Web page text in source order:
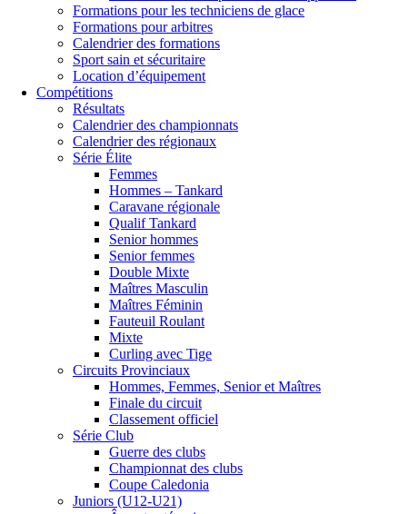
Formations pour les techniciens de glace
Formations pour arbitres
Calendrier des formations
Sport sain et sécuritaire
Location d’équipement
Compétitions
Résultats
Calendrier des championnats
Calendrier des régionaux
Série Élite
Femmes
Hommes – Tankard
Caravane régionale
Qualif Tankard
Senior hommes
Senior femmes
Double Mixte
Maîtres Masculin
Maîtres Féminin
Fauteuil Roulant
Mixte
Curling avec Tige
Circuits Provinciaux
Hommes, Femmes, Senior et Maîtres
Finale du circuit
Classement officiel
Série Club
Guerre des clubs
Championnat des clubs
Coupe Caledonia
Juniors (U12-U21)